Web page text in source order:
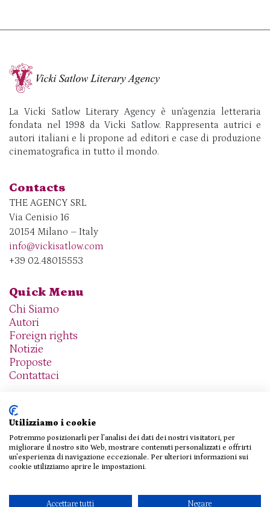
La Vicki Satlow Literary Agency è un’agenzia letteraria
fondata nel 1998 da Vicki Satlow. Rappresenta autrici e
autori italiani e li propone ad editori e case di produzione
cinematografica in tutto il mondo.
Contacts
THE AGENCY SRL
Via Cenisio 16
20154 Milano – Italy
info@vickisatlow.com
+39 02.48015553
Quick Menu
Chi Siamo
Autori
Foreign rights
Notizie
Proposte
Contattaci
We are social
© 2026 THE AGENCY SRL
Utilizziamo i cookie
Potremmo posizionarli per l'analisi dei dati dei nostri visitatori, per
migliorare il nostro sito Web, mostrare contenuti personalizzati e offrirti
un'esperienza di navigazione eccezionale. Per ulteriori informazioni sui
cookie utilizziamo aprire le impostazioni.
Accettare tutti Negare